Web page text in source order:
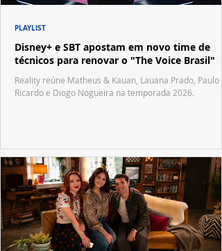
Disney+ e SBT apostam em novo time de
técnicos para renovar o "The Voice Brasil"
Reality reúne Matheus & Kauan, Lauana Prado, Paulo
Ricardo e Diogo Nogueira na temporada 2026.
PLAYLIST